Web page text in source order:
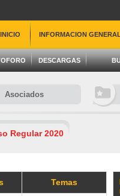
INICIO INFORMACION GENERAL
DESCARGAS
Asociados
Regular 2020
Temas